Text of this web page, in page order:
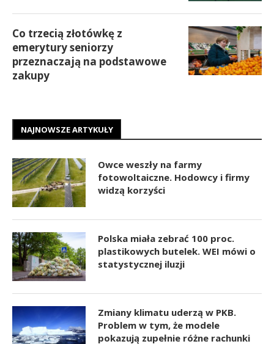
Co trzecią złotówkę z
emerytury seniorzy
przeznaczają na podstawowe
zakupy
NAJNOWSZE ARTYKUŁY
Owce weszły na farmy
fotowoltaiczne. Hodowcy i firmy
widzą korzyści
Polska miała zebrać 100 proc.
plastikowych butelek. WEI mówi o
statystycznej iluzji
Zmiany klimatu uderzą w PKB.
Problem w tym, że modele
pokazują zupełnie różne rachunki